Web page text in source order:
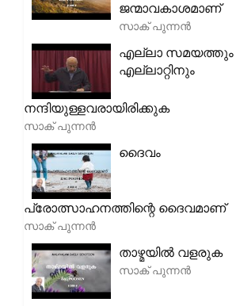
ജന്മാവകാശമാണ്
സാക് പുന്നൻ
എല്ലാ സമയത്തും
എല്ലാറ്റിനും
നന്ദിയുള്ളവരായിരിക്കുക
സാക് പുന്നൻ
ദൈവം
പ്രോത്സാഹനത്തിന്റെ ദൈവമാണ്
സാക് പുന്നൻ
താഴ്മയിൽ വളരുക
സാക് പുന്നൻ